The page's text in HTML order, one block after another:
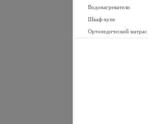
Водонагреватели
Шкаф-купе
Ортопедический матрас